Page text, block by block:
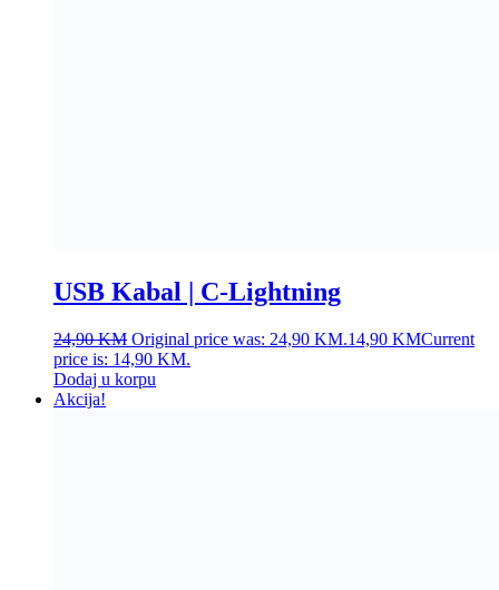
USB Kabal | C-Lightning
24,90KM Original price was: 24,90 KM.14,90 KMCurrent
price is: 14,90 KM.
Dodaj u korpu
Akcija!